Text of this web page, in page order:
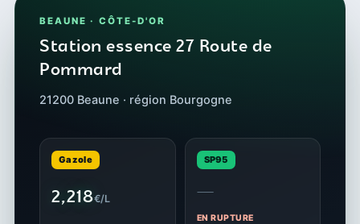
BEAUNE · CÔTE-D'OR
Station essence 27 Route de
Pommard
21200 Beaune · région Bourgogne
Gazole
2,218€/L
SP95
—
EN RUPTURE